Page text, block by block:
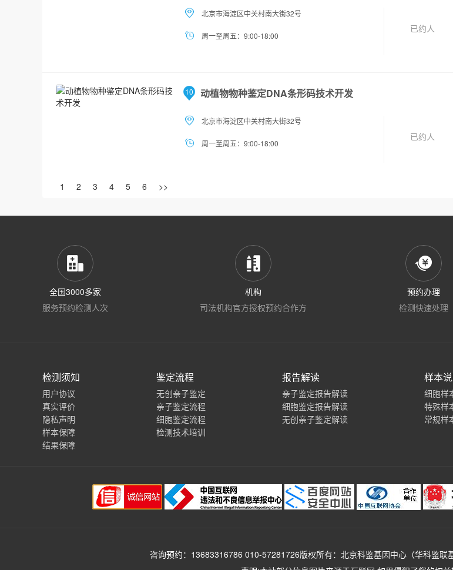
已约人
北京市海淀区中关村南大街32号
周一至周五：9:00-18:00
10 动植物物种鉴定DNA条形码技术开发
已约 人
北京市海淀区中关村南大街32号
周一至周五：9:00-18:00
1 2 3 4 5 6 >>
全国3000多家
服务预约检测人次
机构
司法机构官方授权预约合作方
预约办理
检测快速处理
检测须知
用户协议
真实评价
隐私声明
样本保障
结果保障
鉴定流程
无创亲子鉴定
亲子鉴定流程
细胞鉴定流程
检测技术培训
报告解读
亲子鉴定报告解读
细胞鉴定报告解读
无创亲子鉴定解读
样本
细胞样
特殊样
常规样
咨询预约：13683316786 010-57281726版权所有： 北京科鉴基因中心（华科鉴联